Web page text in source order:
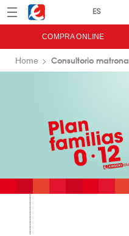
Menú Eroski
COMPRA ONLINE
Home Consultorio matrona